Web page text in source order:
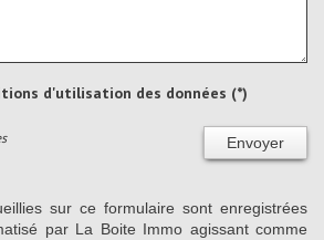
d'utilisation des données (*)
Envoyer
sur ce formulaire sont enregistrées
par La Boite Immo agissant comme